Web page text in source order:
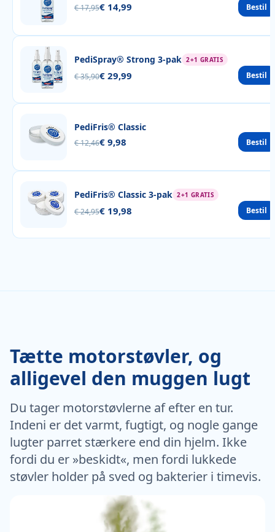
€ 17,95€ 14,99 Bestil
PediSpray® Strong 3-pak 2+1 GRATIS
€ 35,90€ 29,99 Bestil
PediFris® Classic
€ 12,46€ 9,98 Bestil
PediFris® Classic 3-pak 2+1 GRATIS
€ 24,95€ 19,98 Bestil
Tætte motorstøvler, og
alligevel den muggen lugt
Du tager motorstøvlerne af efter en tur.
Indeni er det varmt, fugtigt, og nogle gange
lugter parret stærkere end din hjelm. Ikke
fordi du er »beskidt«, men fordi lukkede
støvler holder på sved og bakterier i timevis.